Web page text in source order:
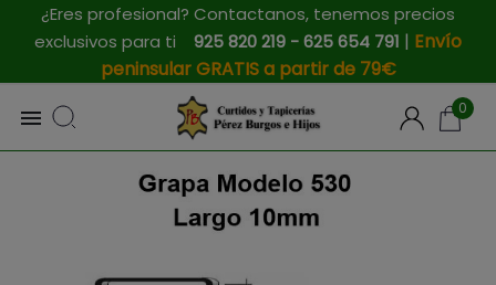
¿Eres profesional? Contactanos, tenemos precios
exclusivos para ti 925 820 219 - 625 654 791 | Envío
peninsular GRATIS a partir de 79€
 0